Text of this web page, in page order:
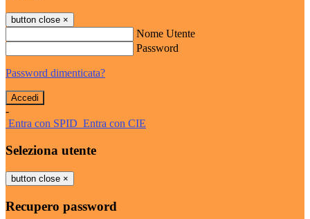
button close ×
Nome Utente
Password
Password dimenticata?
-
Entra con SPID Entra con CIE
Seleziona utente
button close ×
Recupero password